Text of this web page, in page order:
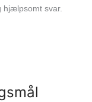
hjælpsomt svar.